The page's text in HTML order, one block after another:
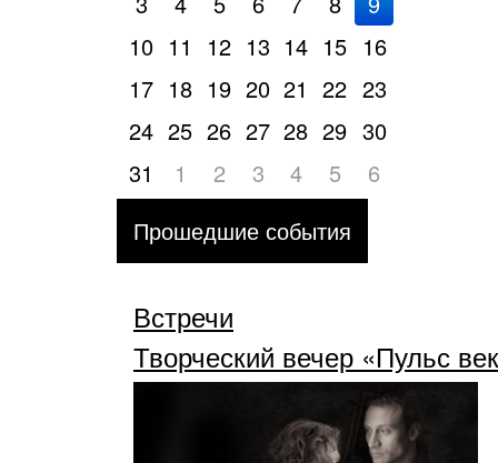
10 11 12 13 14 15 16
17 18 19 20 21 22 23
24 25 26 27 28 29 30
31
1 2 3 4 5
6
Прошедшие события
Встречи
Творческий вечер «Пульс